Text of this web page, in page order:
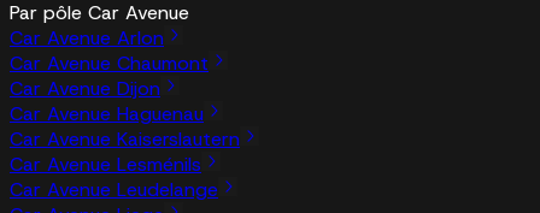
Par pôle Car Avenue
Car Avenue Arlon
Car Avenue Chaumont
Car Avenue Dijon
Car Avenue Haguenau
Car Avenue Kaiserslautern
Car Avenue Lesménils
Car Avenue Leudelange